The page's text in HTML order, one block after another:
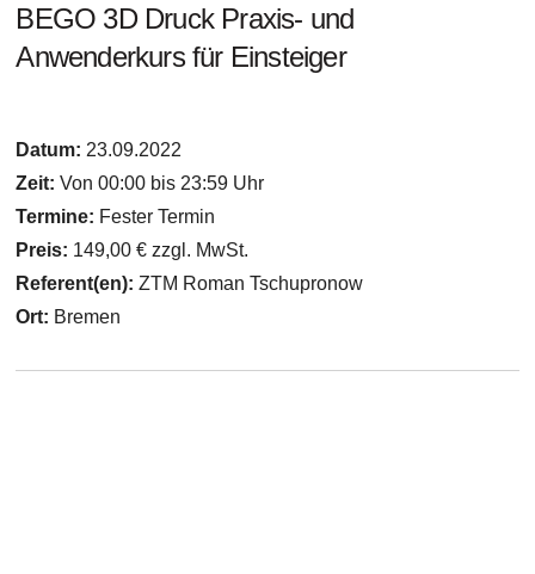
BEGO 3D Druck Praxis- und
Anwenderkurs für Einsteiger
Datum: 23.09.2022
Zeit: Von 00:00 bis 23:59 Uhr
Termine: Fester Termin
Preis: 149,00 € zzgl. MwSt.
Referent(en):ZTM Roman Tschupronow
Ort: Bremen